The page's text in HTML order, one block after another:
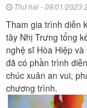
Thứ hai - 09/01/2023
Tham gia trình diễn
tây Nhị Trưng tổng
nghệ sĩ Hòa Hiệp
đã có phần trình
chúc xuân an vui,
chương trình.